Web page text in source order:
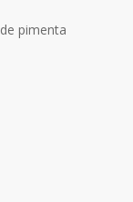
pimenta